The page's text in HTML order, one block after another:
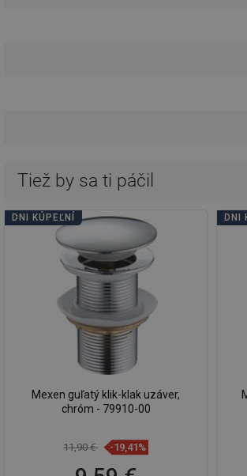
Tiež by sa ti páčil
DNI KÚPEĽNÍ
Mexen guľatý klik-klak uzáver,
chróm - 79910-00
11,90 € -19,41%
DNI